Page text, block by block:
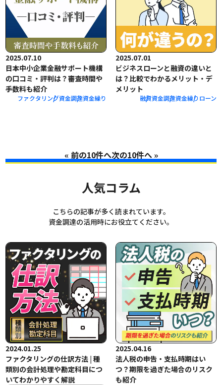
2025.07.10
日本中小企業金融サポート機構
の口コミ・評判は？審査時間や
手数料も紹介
ファクタリング資金調達資金繰り
2025.07.01
ビジネスローンと融資の違いと
は？比較でわかるメリット・デ
メリット
融資資金調達資金繰りローン
« »
人気コラム
こちらの記事が多く読まれています。
資金調達の活用時にお役立てください。
2024.01.25
ファクタリングの仕訳方法 | 種
類別の会計処理や勘定科目につ
いてわかりやすく解説
2025.04.16
法人税の申告・支払時期はい
つ？期限を過ぎた場合のリスク
も紹介